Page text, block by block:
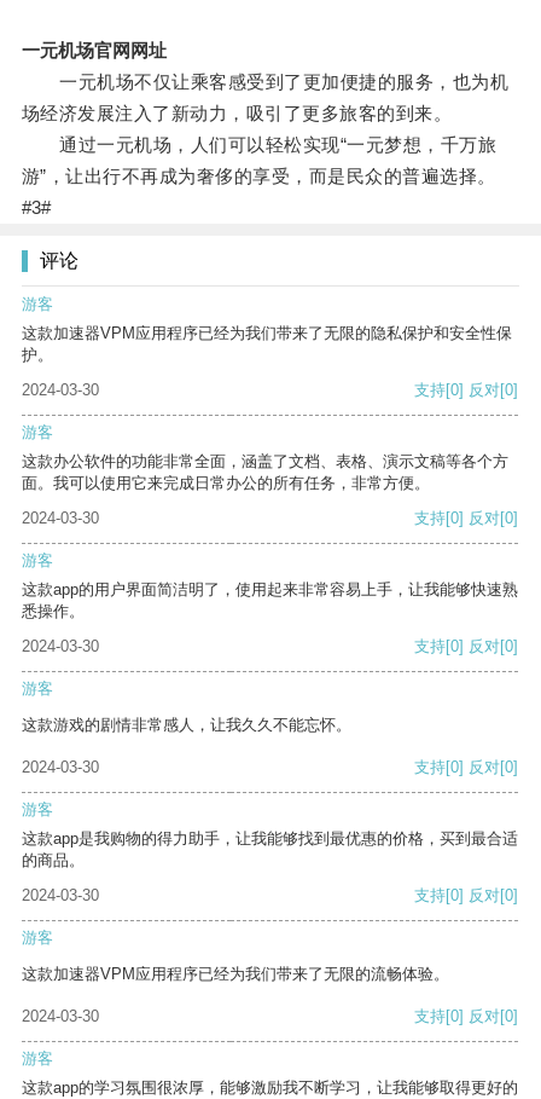
一元机场官网网址
一元机场不仅让乘客感受到了更加便捷的服务，也为机
场经济发展注入了新动力，吸引了更多旅客的到来。
通过一元机场，人们可以轻松实现“一元梦想，千万旅
游”，让出行不再成为奢侈的享受，而是民众的普遍选择。
#3#
评论
游客
这款加速器VPM应用程序已经为我们带来了无限的隐私保护和安全性保
护。
2024-03-30
支持[0] 反对[0]
游客
这款办公软件的功能非常全面，涵盖了文档、表格、演示文稿等各个方
面。我可以使用它来完成日常办公的所有任务，非常方便。
2024-03-30
支持[0] 反对[0]
游客
这款app的用户界面简洁明了，使用起来非常容易上手，让我能够快速熟
悉操作。
2024-03-30
支持[0] 反对[0]
游客
这款游戏的剧情非常感人，让我久久不能忘怀。
2024-03-30 支持[0] 反对[0]
游客
这款app是我购物的得力助手，让我能够找到最优惠的价格，买到最合适
的商品。
2024-03-30
支持[0] 反对[0]
游客
这款加速器VPM应用程序已经为我们带来了无限的流畅体验。
2024-03-30 支持[0] 反对[0]
游客
这款app的学习氛围很浓厚，能够激励我不断学习，让我能够取得更好的